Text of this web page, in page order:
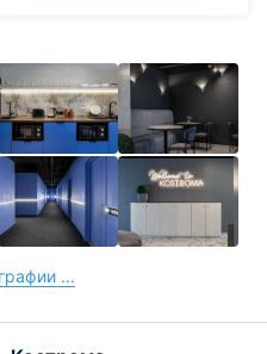
...